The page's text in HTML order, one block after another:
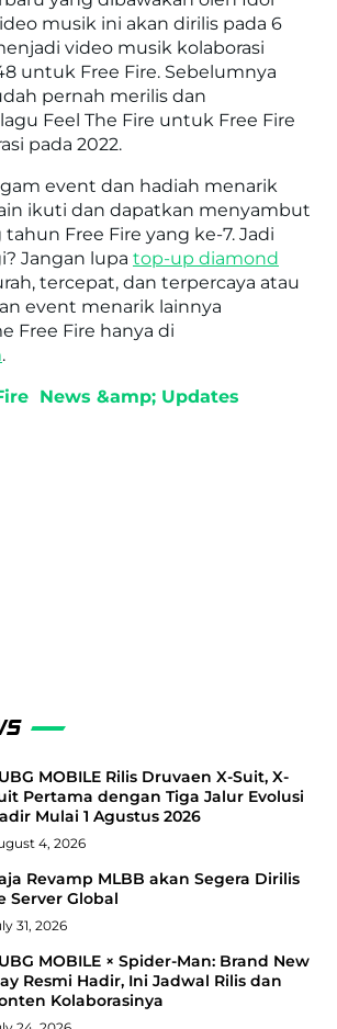
musik ini akan dirilis pada 6
video musik kolaborasi
untuk Free Fire. Sebelumnya
pernah merilis dan
Feel The Fire untuk Free Fire
pada 2022.
event dan hadiah menarik
ikuti dan dapatkan menyambut
Free Fire yang ke-7. Jadi
Jangan lupa top-up diamond
tercepat, dan terpercaya atau
event menarik lainnya
Free Fire hanya di
.
News &amp; Updates
MOBILE Rilis Druvaen X-Suit, X-
Pertama dengan Tiga Jalur Evolusi
Mulai 1 Agustus 2026
4, 2026
Revamp MLBB akan Segera Dirilis
Server Global
31, 2026
MOBILE × Spider-Man: Brand New
Resmi Hadir, Ini Jadwal Rilis dan
Kolaborasinya